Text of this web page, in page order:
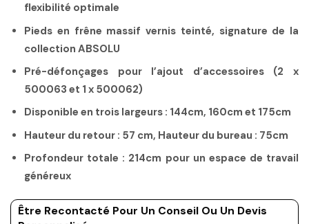
flexibilité optimale
Pieds en frêne massif vernis teinté, signature de la
collection ABSOLU
Pré-défonçages pour l’ajout d’accessoires (2 x
500063 et 1 x 500062)
Disponible en trois largeurs : 144cm, 160cm et 175cm
Hauteur du retour : 57 cm, Hauteur du bureau : 75cm
Profondeur totale : 214cm pour un espace de travail
généreux
Être Recontacté Pour Un Conseil Ou Un Devis